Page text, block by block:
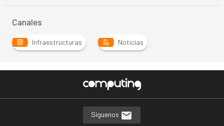
Canales
Infraestructuras Noticias
Síguenos